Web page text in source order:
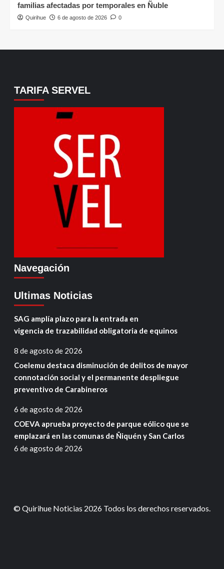
familias afectadas por temporales en Ñuble
Quirihue 6 de agosto de 2026 0
TARIFA SERVEL
Navegación
Ultimas Noticias
SAG amplía plazo para la entrada en
vigencia de trazabilidad obligatoria de equinos
8 de agosto de 2026
Coelemu destaca disminución de delitos de mayor
connotación social y el permanente despliegue
preventivo de Carabineros
6 de agosto de 2026
COEVA aprueba proyecto de parque eólico que se
emplazará en las comunas de Ñiquén y San Carlos
6 de agosto de 2026